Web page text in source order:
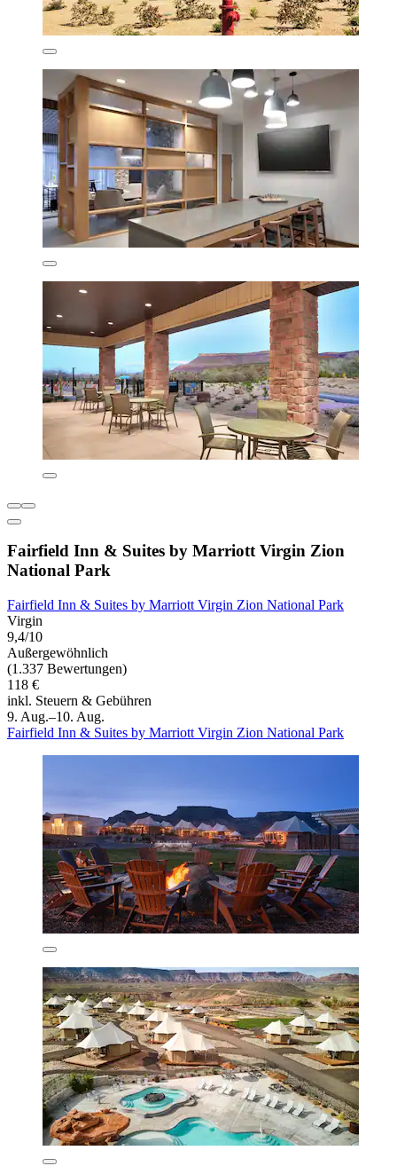
Fairfield Inn & Suites by Marriott Virgin Zion
National Park
Fairfield Inn & Suites by Marriott Virgin Zion National Park
Virgin
9,4/10
Außergewöhnlich
(1.337 Bewertungen)
118 €
inkl. Steuern & Gebühren
9. Aug.–10. Aug.
Fairfield Inn & Suites by Marriott Virgin Zion National Park